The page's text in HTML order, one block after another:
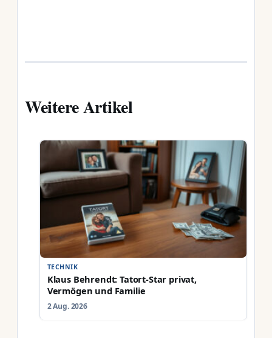
Weitere Artikel
TECHNIK
Klaus Behrendt: Tatort-Star privat,
Vermögen und Familie
2 Aug. 2026